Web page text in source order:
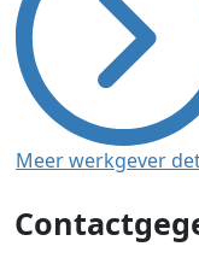
Meer werkgever